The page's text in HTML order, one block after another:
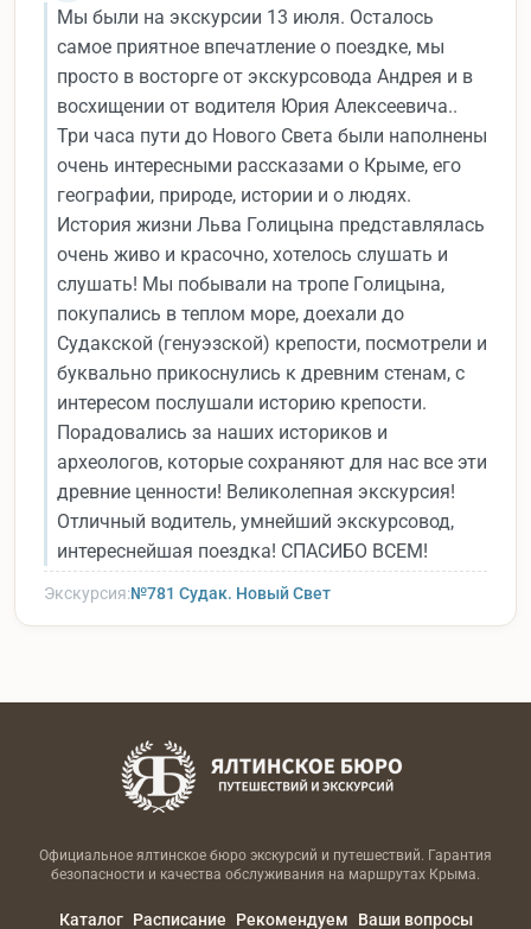
Мы были на экскурсии 13 июля. Осталось
самое приятное впечатление о поездке, мы
просто в восторге от экскурсовода Андрея и в
восхищении от водителя Юрия Алексеевича..
Три часа пути до Нового Света были наполнены
очень интересными рассказами о Крыме, его
географии, природе, истории и о людях.
История жизни Льва Голицына представлялась
очень живо и красочно, хотелось слушать и
слушать! Мы побывали на тропе Голицына,
покупались в теплом море, доехали до
Судакской (генуэзской) крепости, посмотрели и
буквально прикоснулись к древним стенам, с
интересом послушали историю крепости.
Порадовались за наших историков и
археологов, которые сохраняют для нас все эти
древние ценности! Великолепная экскурсия!
Отличный водитель, умнейший экскурсовод,
интереснейшая поездка! СПАСИБО ВСЕМ!
Экскурсия:№781 Судак. Новый Свет
Официальное ялтинское бюро экскурсий и путешествий. Гарантия
безопасности и качества обслуживания на маршрутах Крыма.
Каталог Расписание Рекомендуем Ваши вопросы